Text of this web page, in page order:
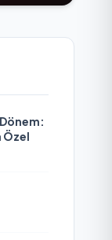
Özel